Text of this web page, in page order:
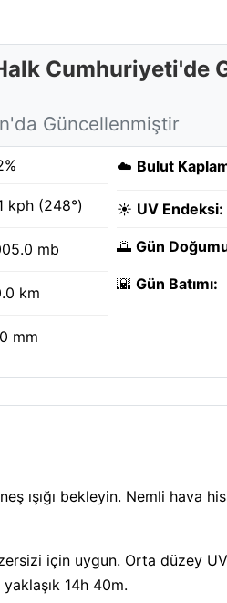
Cumhuriyeti'de
Güncellenmiştir
kph (248°)
mb
km
mm
☁️ Bulut
☀️ UV Endeksi:
🌅 Gün
🌇 Gün Batımı:
ışığı bekleyin. Nemli hava
için uygun. Orta düzey
14h 40m.